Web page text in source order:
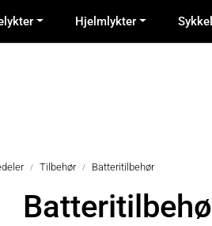
Hjelmlykter
Tilbehør Batteritilbehør